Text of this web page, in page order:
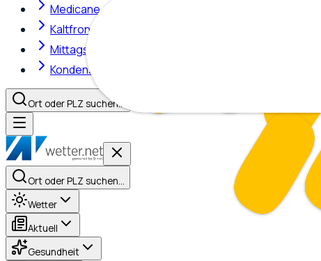
Medicane
Kaltfront
Mittagshitze
Kondensstreifen
Ort oder PLZ suchen…
Ort oder PLZ suchen…
Wetter
Aktuell
Gesundheit